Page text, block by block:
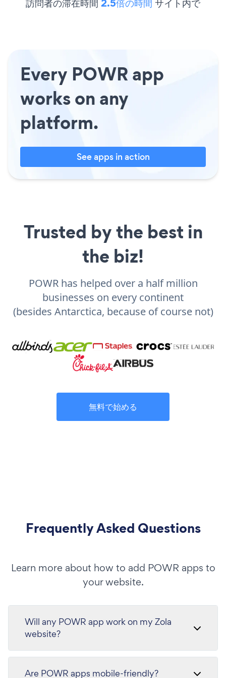
訪問者の滞在時間 2.5倍の時間 サイト内で
Every POWR app
works on any
platform.
See apps in action
Trusted by the best in
the biz!
POWR has helped over a half million
businesses on every continent
(besides Antarctica, because of course not)
無料で始める
Frequently Asked Questions
Learn more about how to add POWR apps to
your website.
Will any POWR app work on my Zola
website?
Are POWR apps mobile-friendly?